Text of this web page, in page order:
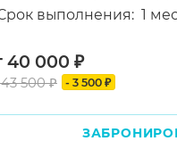
выполнения: 1
40 000 ₽
500 ₽ - 3 500 ₽